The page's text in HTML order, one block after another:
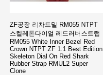
ZF공장 리차드밀 RM055 NTPT
스켈레톤다이얼 레드러버스트랩
RM055 White Inner Bezel Red
Crown NTPT ZF 1:1 Best Edition
Skeleton Dial On Red Shark
Rubber Strap RMUL2 Super
Clone